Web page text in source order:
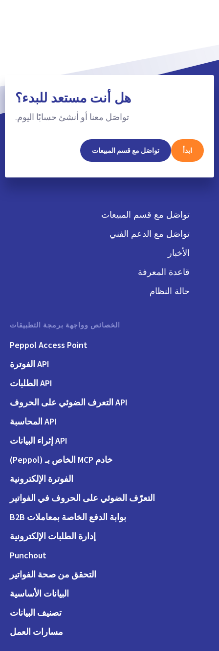
هل أنت مستعد للبدء؟
تواصَل معنا أو أنشئ حسابًا اليوم.
ابدأ تواصَل مع قسم المبيعات
تواصَل مع قسم المبيعات
تواصَل مع الدعم الفني
الأخبار
قاعدة المعرفة
حالة النظام
الخصائص وواجهة برمجة التطبيقات
Peppol Access Point
API الفوترة
API الطلبات
API التعرف الضوئي على الحروف
API المحاسبة
API إثراء البيانات
خادم MCP الخاص بـ (Peppol)
الفوترة الإلكترونية
التعرّف الضوئي على الحروف في الفواتير
بوابة الدفع الخاصة بمعاملات B2B
إدارة الطلبات الإلكترونية
Punchout
التحقق من صحة الفواتير
البيانات الأساسية
تصنيف البيانات
مسارات العمل